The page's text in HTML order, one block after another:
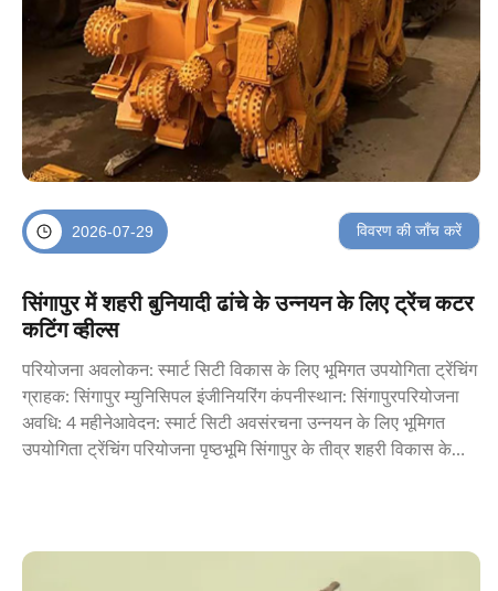
2026-07-29 विवरण की जाँच करें
सिंगापुर में शहरी बुनियादी ढांचे के उन्नयन के लिए ट्रेंच कटर
कटिंग व्हील्स
परियोजना अवलोकन: स्मार्ट सिटी विकास के लिए भूमिगत उपयोगिता ट्रेंचिंग
ग्राहक: सिंगापुर म्युनिसिपल इंजीनियरिंग कंपनीस्थान: सिंगापुरपरियोजना
अवधि: 4 महीनेआवेदन: स्मार्ट सिटी अवसंरचना उन्नयन के लिए भूमिगत
उपयोगिता ट्रेंचिंग परियोजना पृष्ठभूमि सिंगापुर के तीव्र शहरी विकास के